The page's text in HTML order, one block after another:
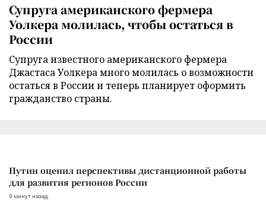
Супруга американского фермера
Уолкера молилась, чтобы остаться в
России
Супруга известного американского фермера
Джастаса Уолкера много молилась о возможности
остаться в России и теперь планирует оформить
гражданство страны.
Путин оценил перспективы дистанционной работы
для развития регионов России
9 минут назад